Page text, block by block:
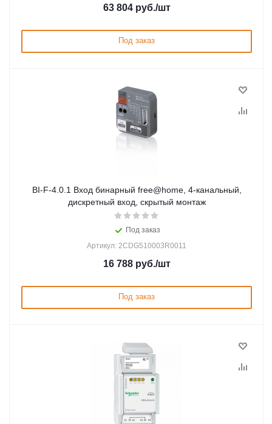
63 804руб./шт
Под заказ
BI-F-4.0.1 Вход бинарный free@home, 4-канальный,
дискретный вход, скрытый монтаж
Под заказ
Артикул: 2CDG510003R0011
16 788руб./шт
Под заказ